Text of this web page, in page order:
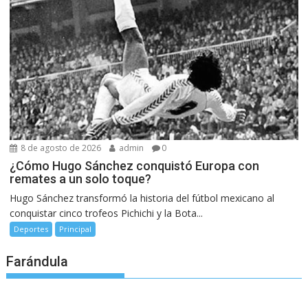
8 de agosto de 2026 admin 0
¿Cómo Hugo Sánchez conquistó Europa con
remates a un solo toque?
Hugo Sánchez transformó la historia del fútbol mexicano al
conquistar cinco trofeos Pichichi y la Bota...
Deportes Principal
Farándula